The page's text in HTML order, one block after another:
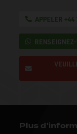
APPELER
Plus